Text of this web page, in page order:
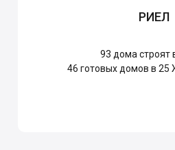
РИЕЛ
93 дома строят
46 готовых домов в 25